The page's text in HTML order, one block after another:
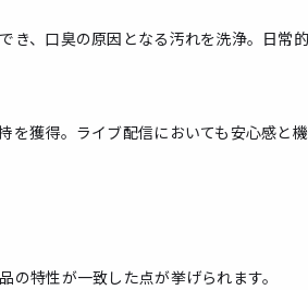
き、口臭の原因となる汚れを洗浄。日常
獲得。ライブ配信においても安心感と
特性が一致した点が挙げられます。